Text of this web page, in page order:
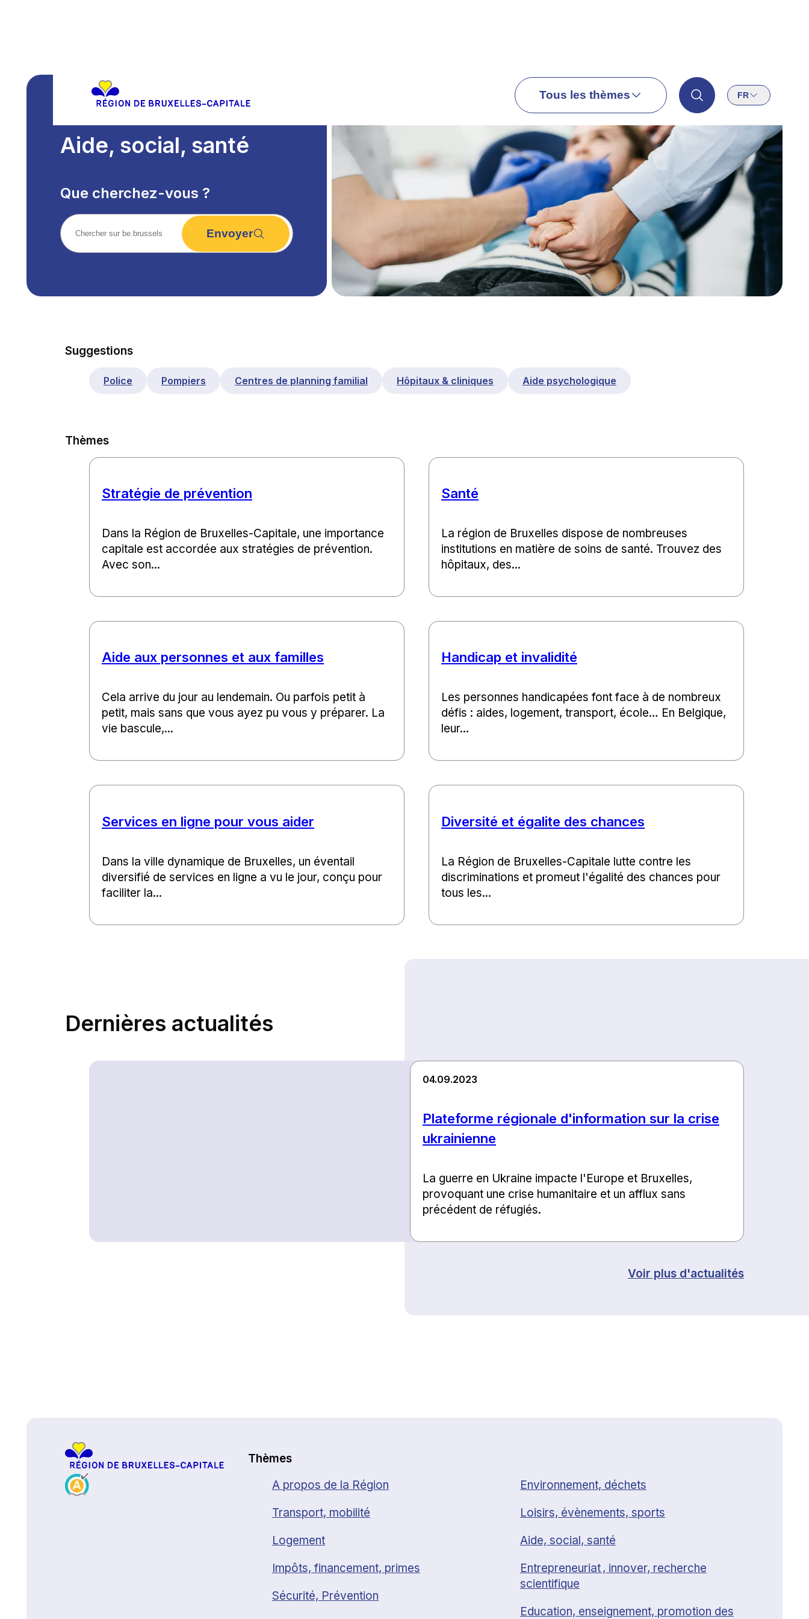
Tous les thèmes FR
Aide, social, santé
Que cherchez-vous ?
Envoyer
Suggestions
Police Pompiers Centres de planning familial Hôpitaux & cliniques Aide psychologique
Thèmes
Stratégie de prévention
Dans la Région de Bruxelles-Capitale, une importance
capitale est accordée aux stratégies de prévention.
Avec son...
Santé
La région de Bruxelles dispose de nombreuses
institutions en matière de soins de santé. Trouvez des
hôpitaux, des...
Aide aux personnes et aux familles
Cela arrive du jour au lendemain. Ou parfois petit à
petit, mais sans que vous ayez pu vous y préparer. La
vie bascule,...
Handicap et invalidité
Les personnes handicapées font face à de nombreux
défis : aides, logement, transport, école… En Belgique,
leur...
Services en ligne pour vous aider
Dans la ville dynamique de Bruxelles, un éventail
diversifié de services en ligne a vu le jour, conçu pour
faciliter la...
Diversité et égalite des chances
La Région de Bruxelles-Capitale lutte contre les
discriminations et promeut l'égalité des chances pour
tous les...
Dernières actualités
Plateforme régionale d'information sur la crise
ukrainienne
04.09.2023
La guerre en Ukraine impacte l'Europe et Bruxelles,
provoquant une crise humanitaire et un afflux sans
précédent de réfugiés.
Voir plus d'actualités
Thèmes
A propos de la Région
Transport, mobilité
Logement
Impôts, financement, primes
Sécurité, Prévention
Environnement, déchets
Loisirs, évènements, sports
Aide, social, santé
Entrepreneuriat , innover, recherche
scientifique
Education, enseignement, promotion des